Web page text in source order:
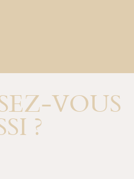
VOUS
?